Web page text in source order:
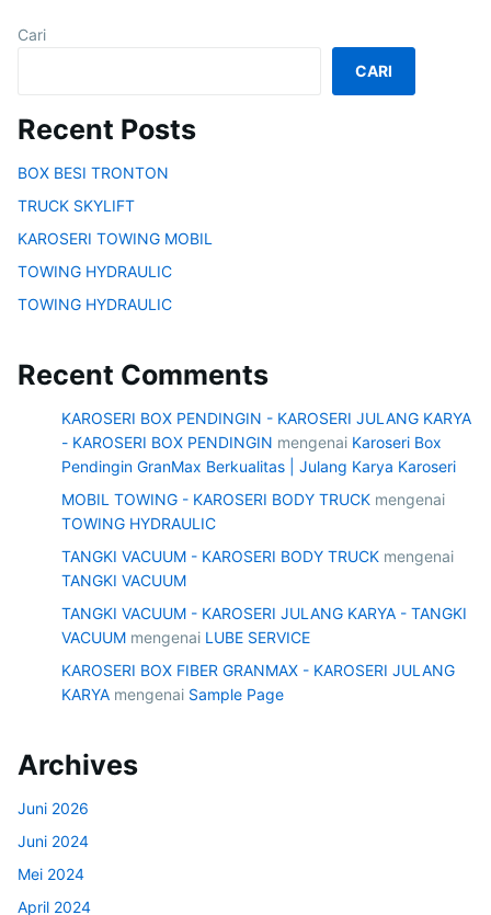
Cari
CARI
Recent Posts
BOX BESI TRONTON
TRUCK SKYLIFT
KAROSERI TOWING MOBIL
TOWING HYDRAULIC
TOWING HYDRAULIC
Recent Comments
KAROSERI BOX PENDINGIN - KAROSERI JULANG KARYA
- KAROSERI BOX PENDINGIN mengenai Karoseri Box
Pendingin GranMax Berkualitas | Julang Karya Karoseri
MOBIL TOWING - KAROSERI BODY TRUCK mengenai
TOWING HYDRAULIC
TANGKI VACUUM - KAROSERI BODY TRUCK mengenai
TANGKI VACUUM
TANGKI VACUUM - KAROSERI JULANG KARYA - TANGKI
VACUUM mengenai LUBE SERVICE
KAROSERI BOX FIBER GRANMAX - KAROSERI JULANG
KARYA mengenai Sample Page
Archives
Juni 2026
Juni 2024
Mei 2024
April 2024